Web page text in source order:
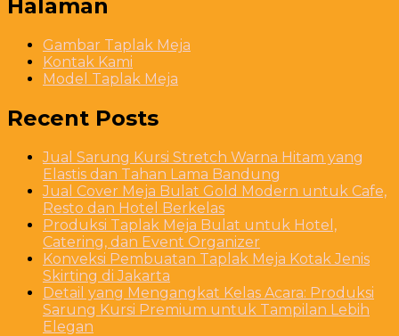
Halaman
Gambar Taplak Meja
Kontak Kami
Model Taplak Meja
Recent Posts
Jual Sarung Kursi Stretch Warna Hitam yang
Elastis dan Tahan Lama Bandung
Jual Cover Meja Bulat Gold Modern untuk Cafe,
Resto dan Hotel Berkelas
Produksi Taplak Meja Bulat untuk Hotel,
Catering, dan Event Organizer
Konveksi Pembuatan Taplak Meja Kotak Jenis
Skirting di Jakarta
Detail yang Mengangkat Kelas Acara: Produksi
Sarung Kursi Premium untuk Tampilan Lebih
Elegan